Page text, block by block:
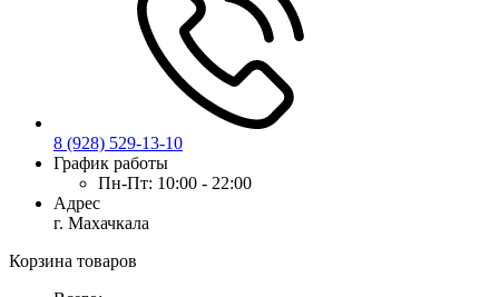
8 (928) 529-13-10
График работы
Пн-Пт: 10:00 - 22:00
Адрес
г. Махачкала
Корзина товаров